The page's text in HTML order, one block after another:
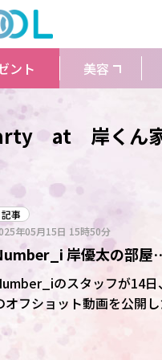
ント 美容
at 岸くん
記事
年05月15日 15時50分
岸優太の部屋
… 「岸くん家」オフシ
のスタッフが14
ショット動画を公開した。 YouTubeはセカンドシングル「GOD_i」の
念した企画で、岸優太の自